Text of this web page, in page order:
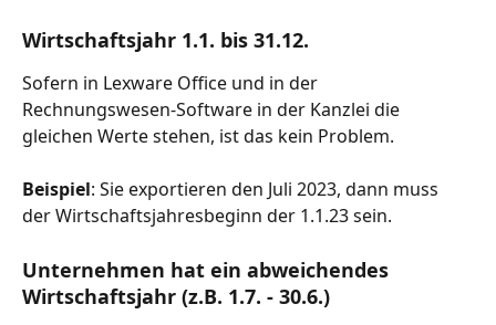
Wirtschaftsjahr 1.1. bis 31.12.
Sofern in Lexware Office und in der
Rechnungswesen-Software in der Kanzlei die
gleichen Werte stehen, ist das kein Problem.
Beispiel: Sie exportieren den Juli 2023, dann muss
der Wirtschaftsjahresbeginn der 1.1.23 sein.
Unternehmen hat ein abweichendes
Wirtschaftsjahr (z.B. 1.7. - 30.6.)